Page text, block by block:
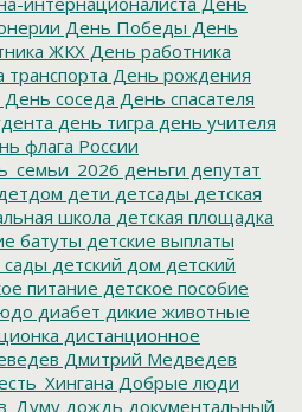
День Победы День
ЖКХ День работника
транспорта День рождения
День соседа День спасателя
день тигра день учителя
флага России
деньги депутат
дети детсады детская
школа детская площадка
батуты детские выплаты
сады детский дом детский
питание детское пособие
диабет дикие животные
дистанционное
Дмитрий Медведев
Добрые люди
дождь документальный